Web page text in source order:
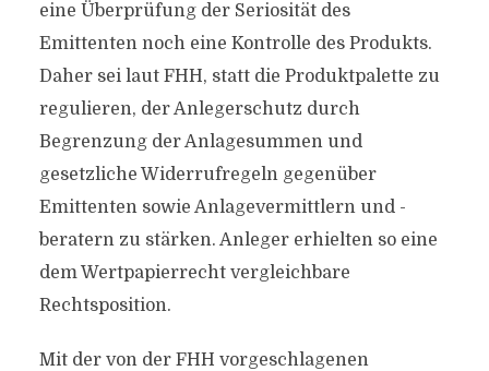
eine Überprüfung der Seriosität des
Emittenten noch eine Kontrolle des Produkts.
Daher sei laut FHH, statt die Produktpalette zu
regulieren, der Anlegerschutz durch
Begrenzung der Anlagesummen und
gesetzliche Widerrufregeln gegenüber
Emittenten sowie Anlagevermittlern und -
beratern zu stärken. Anleger erhielten so eine
dem Wertpapierrecht vergleichbare
Rechtsposition.
Mit der von der FHH vorgeschlagenen